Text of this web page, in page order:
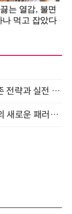
AI × Design : UX디자이너의 5가지 생존 전략과 실전 대응 8월 28일 개최
“AI와 함께 일하는 시대 ” - 스마트 워크의 새로운 패러다임 (9/11)